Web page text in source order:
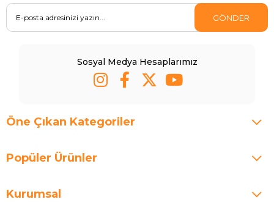
GÖNDER
Sosyal Medya Hesaplarımız
Öne Çıkan Kategoriler
Popüler Ürünler
Kurumsal